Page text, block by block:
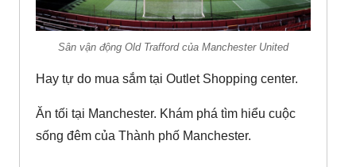
Sân vận động Old Trafford của Manchester United
Hay tự do mua sắm tại Outlet Shopping center.
Ăn tối tại Manchester. Khám phá tìm hiểu cuộc
sống đêm của Thành phố Manchester.